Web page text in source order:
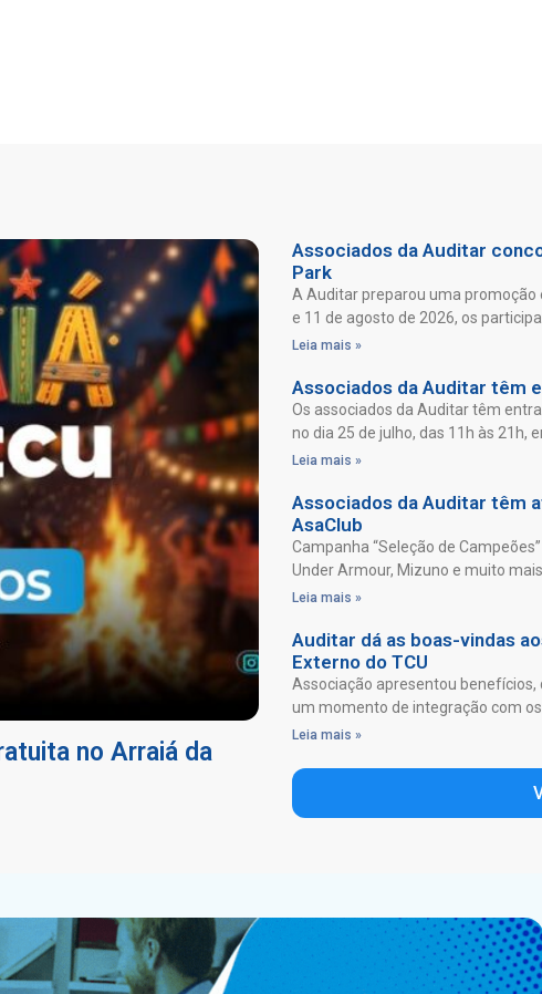
no Arraiá da
Associados da Auditar
Park
A Auditar preparou uma promoção
e 11 de agosto de 2026, os
Leia mais »
Associados da Auditar têm
Os associados da Auditar têm
no dia 25 de julho, das 11h às 21h,
Leia mais »
Associados da Auditar têm
AsaClub
Campanha “Seleção de
Under Armour, Mizuno e muito
Leia mais »
Auditar dá as boas-vindas
Externo do TCU
Associação apresentou
um momento de integração com
Leia mais »